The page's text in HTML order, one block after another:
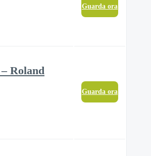
Guarda ora
Roland
Guarda ora